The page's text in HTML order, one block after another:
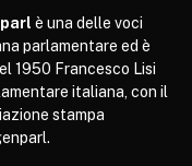
è una delle voci
parlamentare ed è
1950 Francesco Lisi
italiana, con il
stampa